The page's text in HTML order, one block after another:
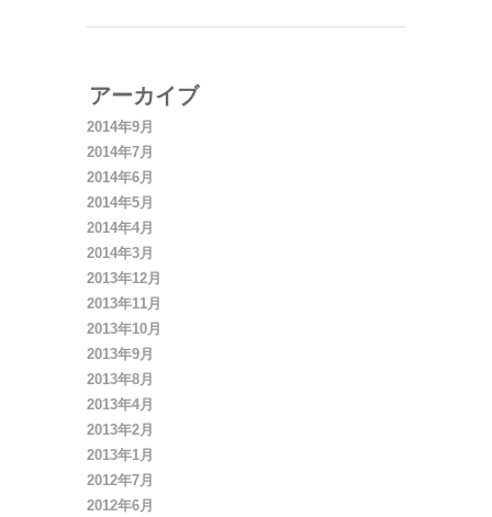
アーカイブ
2014年9月
2014年7月
2014年6月
2014年5月
2014年4月
2014年3月
2013年12月
2013年11月
2013年10月
2013年9月
2013年8月
2013年4月
2013年2月
2013年1月
2012年7月
2012年6月